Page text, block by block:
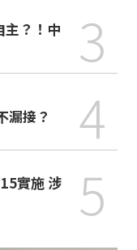
3
漏接？ 4
實施 涉
5